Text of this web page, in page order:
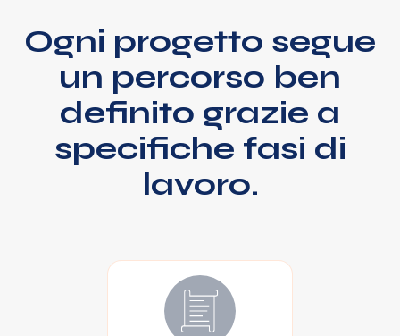
Ogni progetto segue
un percorso ben
definito grazie a
specifiche fasi di
lavoro.